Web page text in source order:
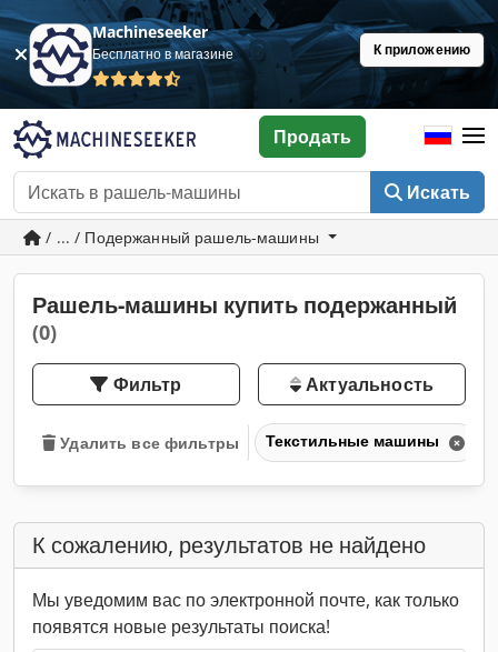
Machineseeker
Бесплатно в магазине К приложению
Искать
Продать
/ ... / Подержанный рашель-машины
Рашель-машины купить подержанный
(0)
Фильтр Актуальность
Удалить все фильтры Текстильные машины
К сожалению, результатов не найдено
Мы уведомим вас по электронной почте, как только
появятся новые результаты поиска!